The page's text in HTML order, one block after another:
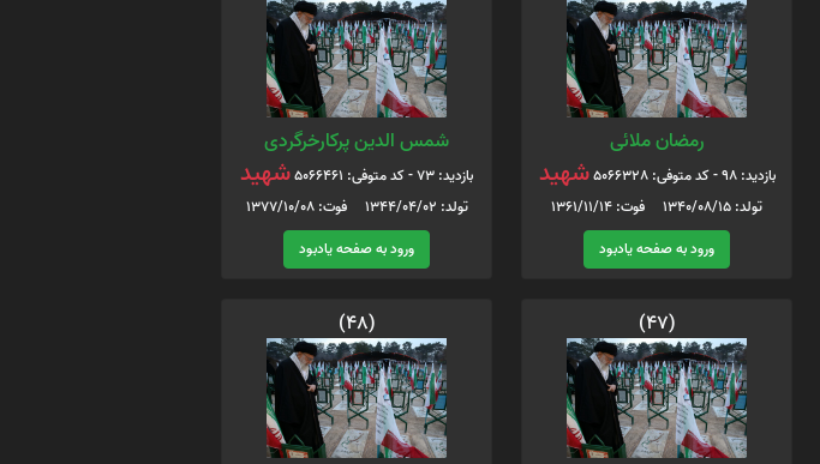
رمضان ملائی
بازدید: 98 - کد متوفی: 5066328 شهید
تولد: 1340/08/15 فوت: 1361/11/14
ورود به صفحه یادبود
شمس الدین پرکارخرگردی
بازدید: 73 - کد متوفی: 5066461 شهید
تولد: 1344/04/02 فوت: 1377/10/08
ورود به صفحه یادبود
(47)
(48)